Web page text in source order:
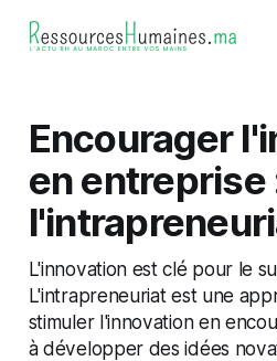
Encourager
en entreprise
L'innovation est clé pour le
L'intrapreneuriat est une
stimuler l'innovation en
à développer des idées